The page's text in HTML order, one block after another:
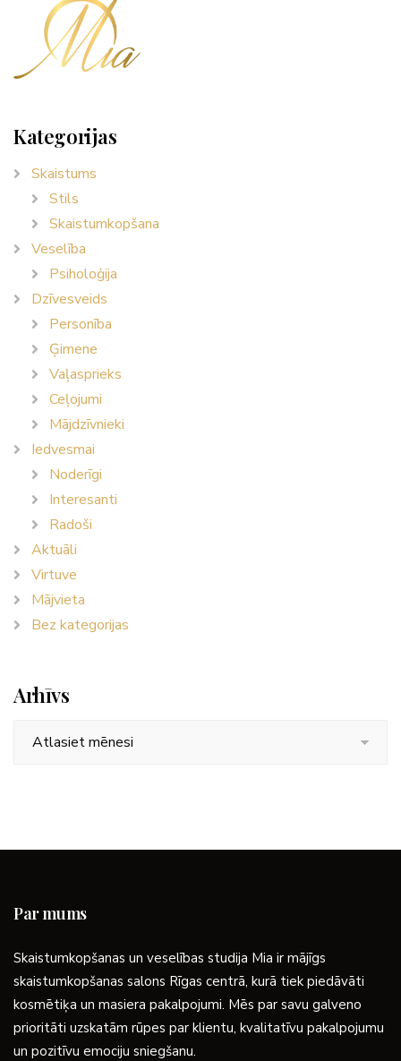
Kategorijas
Skaistums
Stils
Skaistumkopšana
Veselība
Psiholoģija
Dzīvesveids
Personība
Ģimene
Vaļasprieks
Ceļojumi
Mājdzīvnieki
Iedvesmai
Noderīgi
Interesanti
Radoši
Aktuāli
Virtuve
Mājvieta
Bez kategorijas
Arhīvs
Par mums
Skaistumkopšanas un veselības studija Mia ir mājīgs
skaistumkopšanas salons Rīgas centrā, kurā tiek piedāvāti
kosmētiķa un masiera pakalpojumi. Mēs par savu galveno
prioritāti uzskatām rūpes par klientu, kvalitatīvu pakalpojumu
un pozitīvu emociju sniegšanu.